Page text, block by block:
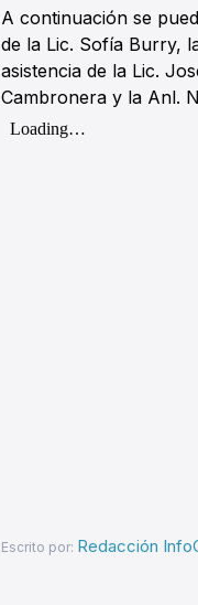
A continuación se
de la Lic. Sofía Burry,
asistencia de la Lic.
Cambronera y la Anl.
Escrito por: Redacción